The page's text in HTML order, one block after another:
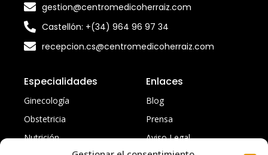
gestion@centromedicoherraiz.com
Castellón: +(34) 964 96 97 34
recepcion.cs@centromedicoherraiz.com
Especialidades
Ginecología
Obstetricia
Nutrición
Enlaces
Blog
Prensa
Aviso Legal